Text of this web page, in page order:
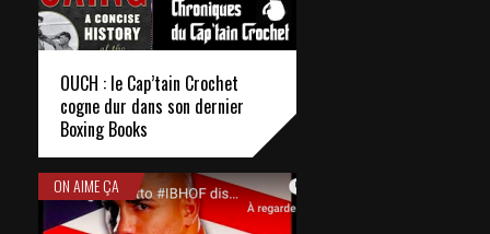
OUCH : le Cap’tain Crochet
cogne dur dans son dernier
Boxing Books
ON AIME ÇA